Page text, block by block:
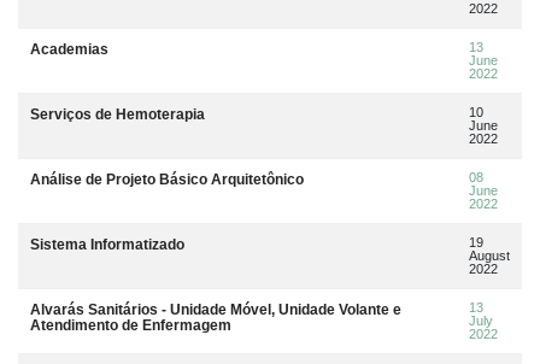
2022
Academias
13
June
2022
Serviços de Hemoterapia
10
June
2022
Análise de Projeto Básico Arquitetônico
08
June
2022
Sistema Informatizado
19
August
2022
Alvarás Sanitários - Unidade Móvel, Unidade Volante e
Atendimento de Enfermagem
13
July
2022